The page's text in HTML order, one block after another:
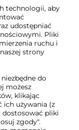
technologii, aby
udostępniać
Pliki
ruchu i
strony
do
możesz
klikając
ich używania (z
dostosować pliki
zgody".